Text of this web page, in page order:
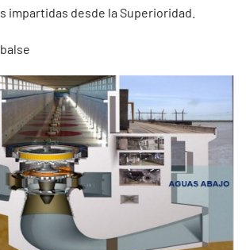
impartidas desde la Superioridad.